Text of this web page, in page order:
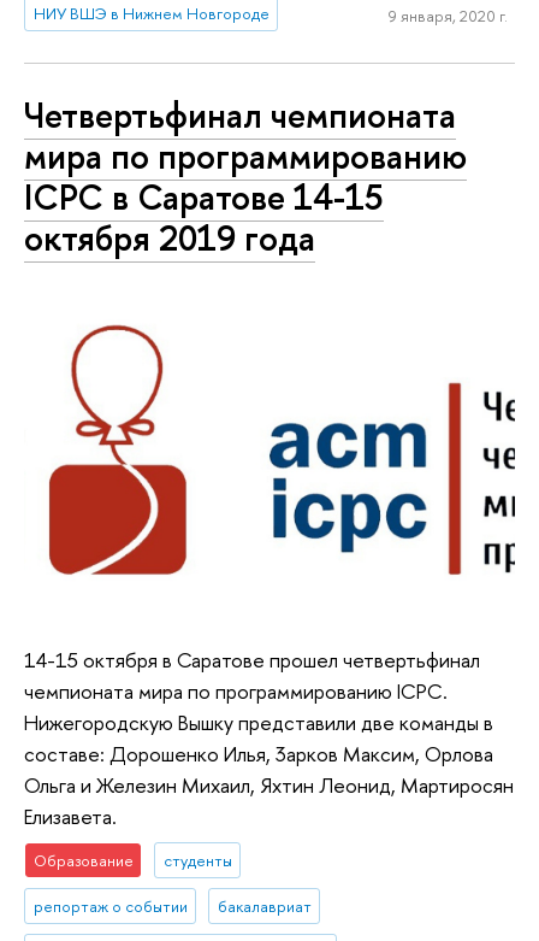
НИУ ВШЭ в Нижнем Новгороде 9 января, 2020 г.
Чет­верть­фи­нал чемпионата
мира по про­грам­ми­ро­ва­нию
ICPC в Саратове 14-15
октября 2019 года
14-15 октября в Саратове прошел четвертьфинал
чемпионата мира по программированию ICPC.
Нижегородскую Вышку представили две команды в
составе: Дорошенко Илья, 3арков Максим, Орлова
Ольга и Железин Михаил, Яхтин Леонид, Мартиросян
Елизавета.
Образование студенты
репортаж о событии бакалавриат